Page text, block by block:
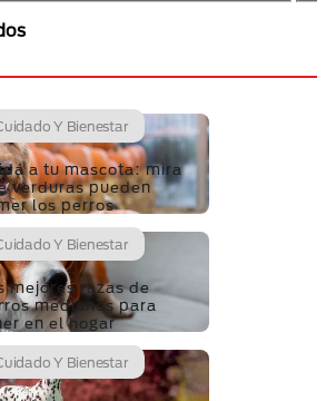
Y Bienestar
a tu mascota: mira
verduras pueden
los perros
Y Bienestar
mejores razas de
medianos para
en el hogar
Y Bienestar